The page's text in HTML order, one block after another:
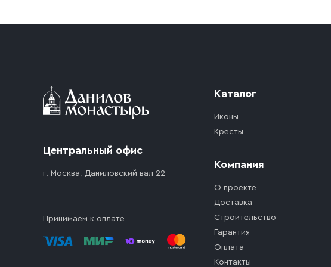
доставка осуществляется до ближайшего места, которое
Центральный офис
г. Москва, Даниловский вал 22
Принимаем к оплате
Каталог
Иконы
Кресты
Компания
О проекте
Доставка
Строительство
Гарантия
Оплата
Контакты